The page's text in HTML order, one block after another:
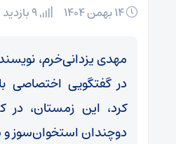
مهدی یزدانی‌خرم،
در گفتگویی اختصاصی
کرد، این زمستان، در
دوچندان